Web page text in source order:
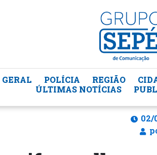
GERAL POLÍCIA REGIÃO
ÚLTIMAS NOTÍCIAS
02/